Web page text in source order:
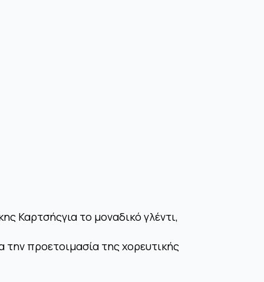
Καρτσήςγια το μοναδικό γλέντι,
προετοιμασία της χορευτικής